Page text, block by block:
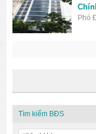
Phó
Tìm kiếm BĐS